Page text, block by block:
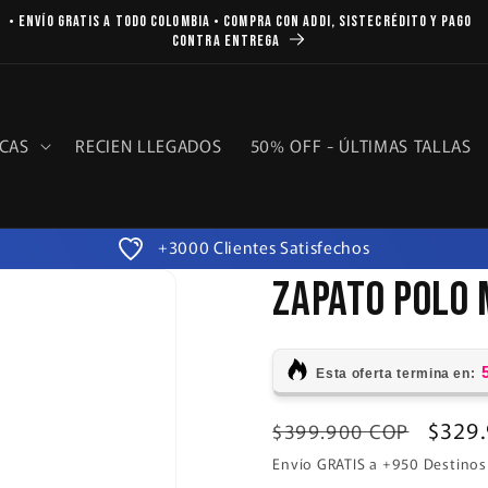
El Calzado Que Tus Pies Estaban Esperando
RECIEN LLEGADOS 50% OFF - ÚLTIMAS TALLAS
Mas de 4823 pedidos entregados
ZAPATO
Esta oferta termina en:
Precio
habitual
$399.900 COP
de
Envío GRATIS a +950